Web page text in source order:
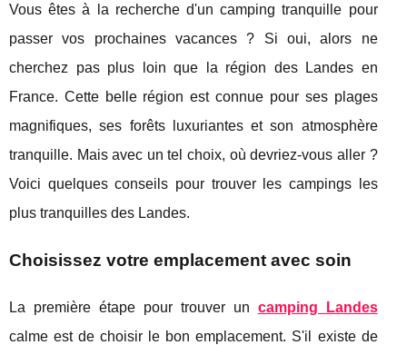
Vous êtes à la recherche d'un camping tranquille pour
passer vos prochaines vacances ? Si oui, alors ne
cherchez pas plus loin que la région des Landes en
France. Cette belle région est connue pour ses plages
magnifiques, ses forêts luxuriantes et son atmosphère
tranquille. Mais avec un tel choix, où devriez-vous aller ?
Voici quelques conseils pour trouver les campings les
plus tranquilles des Landes.
Choisissez votre emplacement avec soin
La première étape pour trouver un camping Landes
calme est de choisir le bon emplacement. S'il existe de